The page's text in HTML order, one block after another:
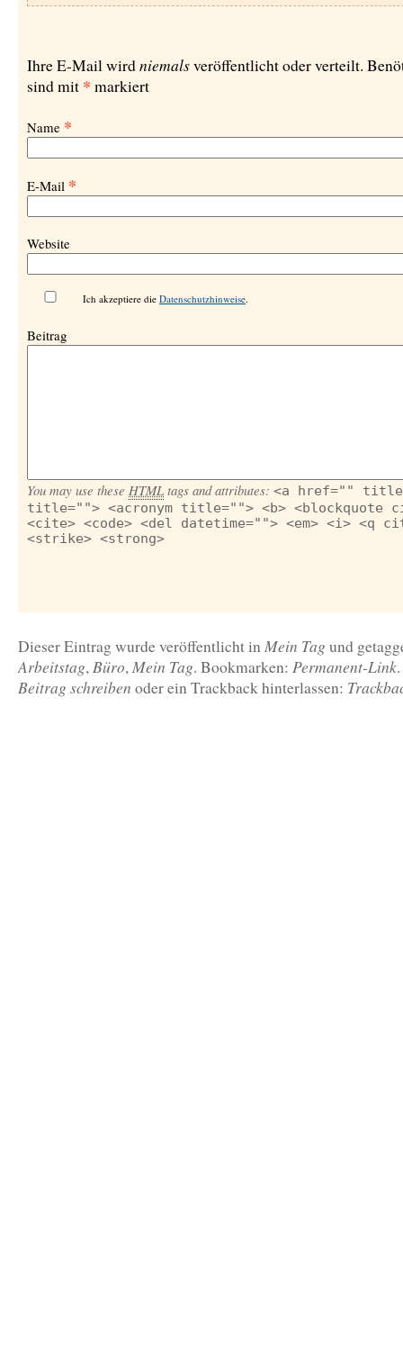
Ihre E-Mail wirdniemalsveröffentlicht oder verteilt.
sind mit * markiert
Name *
E-Mail *
Website
Ich akzeptiere die Datenschutzhinweise.
Beitrag
You may use these HTML tags and attributes: <a href=""
title=""> <acronym title=""> <b> <blockquote
<cite> <code> <del datetime=""> <em> <i> <q
<strike> <strong>
Dieser Eintrag wurde veröffentlicht inMein Tag und
Arbeitstag,Büro,Mein Tag. Bookmarken: Permanent-Link.
Beitrag schreiben oder ein Trackback hinterlassen: